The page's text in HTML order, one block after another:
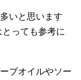
いと思います
っても参考に
ブオイルやソー